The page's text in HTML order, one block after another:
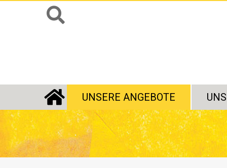
STARTSEITE
UNSERE ANGEBOTE